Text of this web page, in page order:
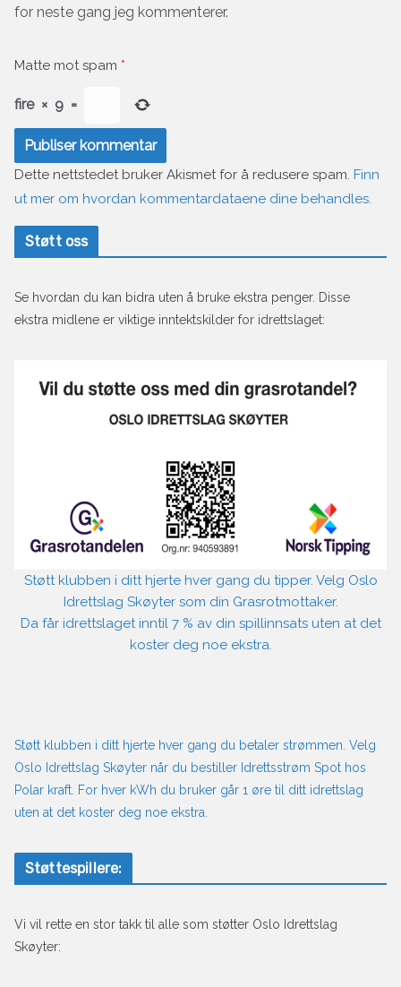
for neste gang jeg kommenterer.
Matte mot spam *
fire × 9 =
Dette nettstedet bruker Akismet for å redusere spam. Finn
ut mer om hvordan kommentardataene dine behandles.
Støtt oss
Se hvordan du kan bidra uten å bruke ekstra penger. Disse
ekstra midlene er viktige inntektskilder for idrettslaget:
Støtt klubben i ditt hjerte hver gang du tipper. Velg Oslo
Idrettslag Skøyter som din Grasrotmottaker.
Da får idrettslaget inntil 7 % av din spillinnsats uten at det
koster deg noe ekstra.
Støtt klubben i ditt hjerte hver gang du betaler strømmen. Velg
Oslo Idrettslag Skøyter når du bestiller Idrettsstrøm Spot hos
Polar kraft. For hver kWh du bruker går 1 øre til ditt idrettslag
uten at det koster deg noe ekstra.
Støttespillere:
Vi vil rette en stor takk til alle som støtter Oslo Idrettslag
Skøyter: